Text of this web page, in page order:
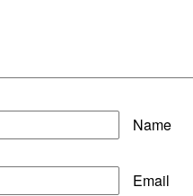
Name
Email